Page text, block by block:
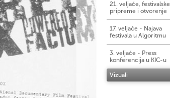
21. veljače, festivalske
pripreme i otvorenje
17. veljače - Najava
festivala u Algoritmu
3. veljače - Press
konferencija u KIC-u
Vizuali